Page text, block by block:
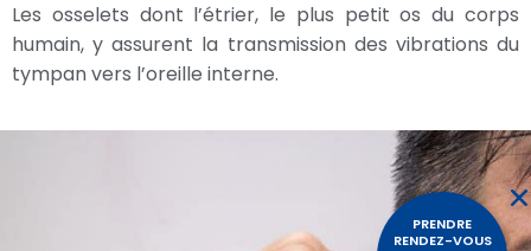
Les osselets dont l’étrier, le plus petit os du corps
humain, y assurent la transmission des vibrations du
tympan vers l’oreille interne.
PRENDRE
RENDEZ-VOUS